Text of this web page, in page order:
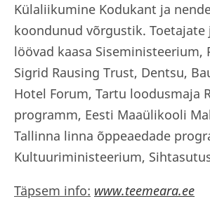
Külaliikumine Kodukant ja
koondunud võrgustik.
löövad kaasa Siseministeerium,
Sigrid Rausing Trust, Dentsu,
Hotel Forum, Tartu loodusmaja
programm, Eesti Maaülikooli
Tallinna linna õppeaedade
Kultuuriministeerium,
Täpsem info: www.teemeara.ee